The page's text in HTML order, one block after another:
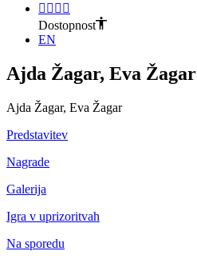
Dostopnost
EN
Ajda Žagar, Eva Žagar
Ajda Žagar, Eva Žagar
Predstavitev
Nagrade
Galerija
Igra v uprizoritvah
Na sporedu